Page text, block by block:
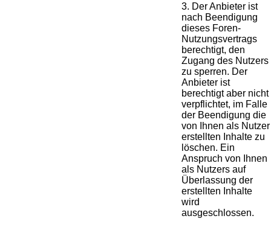
3. Der Anbieter ist
nach Beendigung
dieses Foren-
Nutzungsvertrags
berechtigt, den
Zugang des Nutzers
zu sperren. Der
Anbieter ist
berechtigt aber nicht
verpflichtet, im Falle
der Beendigung die
von Ihnen als Nutzer
erstellten Inhalte zu
löschen. Ein
Anspruch von Ihnen
als Nutzers auf
Überlassung der
erstellten Inhalte
wird
ausgeschlossen.